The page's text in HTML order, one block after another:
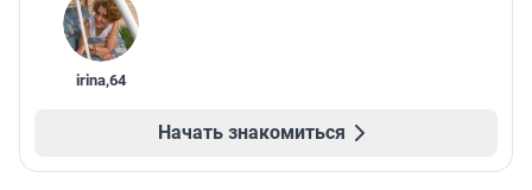
irina,64
Начать знакомиться